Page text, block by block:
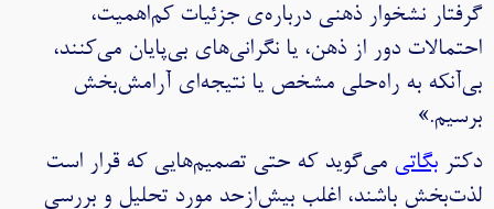
گرفتار نشخوار ذهنی درباره‌ی جزئیات کم‌اهمیت،
احتمالات دور از ذهن، یا نگرانی‌های بی‌پایان می‌کنند،
بی‌آنکه به راه‌حلی مشخص یا نتیجه‌ای آرامش‌بخش
برسیم.»
دکتربگاتی می‌گوید که حتی تصمیم‌هایی که قرار است
لذت‌بخش باشند، اغلب بیش‌ازحد مورد تحلیل و بررسی